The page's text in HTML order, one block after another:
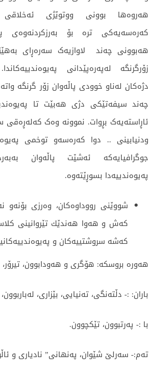
هه‌روه‌ها بوونی ووتوێژی
كه‌ره‌سه‌یه‌كی ترە بۆ به‌رزكردنه‌وه‌ی
هەبوونی چەند لاوازیەک سه‌ره‌ڕای
زۆرگرنگە له‌په‌ره‌پێدانی
دژه‌كان له‌ناو خوودی پاڵه‌وان زۆر گرنگه‌
چه‌ند سیفه‌تێكی دژی هه‌بێت تا
ئاڕاستەیەک بڕوات. نموونە وەک
ودنیابینی .. دوا كه‌ره‌سه‌و توخمی
جوگرافیایه‌كه‌ ئه‌شێت پاڵه‌وان
په‌یوه‌ندییه‌دا بسوڕێته‌وه‌.
شووێنی رووداوه‌كان، وه‌رزی بۆنه‌و
كه‌ش و هه‌وا هه‌ندێك تێروانینی
كه‌شه‌ سروشتییه‌كان و
هه‌وره‌ بروسكه‌: هۆگری و هه‌ودابوون،
باران: :- دڵته‌نگی، ته‌نیایی، بێزاری،
با :- په‌رتبوون، تێكچوون.
ته‌م:- سه‌رلێ شێوان، په‌نهانی” نادیاری و